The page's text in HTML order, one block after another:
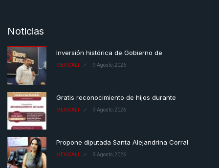
Noticias
Inversión histórica de Gobierno de
MEXICALI 9 Agosto, 2026
Gratis reconocimiento de hijos durante
MEXICALI 9 Agosto, 2026
Propone diputada Santa Alejandrina Corral
MEXICALI 9 Agosto, 2026